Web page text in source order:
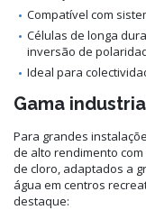
Compatível com
Células de longa
inversão de
Ideal para
Gama
Para grandes
de alto rendimento
de cloro, adaptados a
água em centros
destaque: